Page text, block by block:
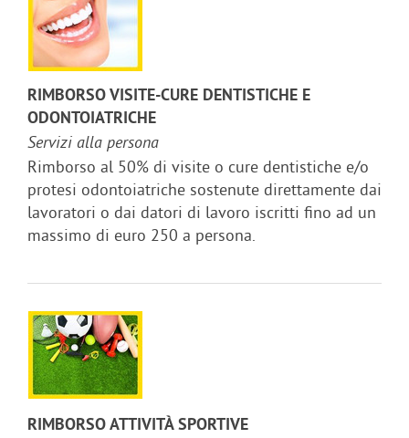
RIMBORSO VISITE-CURE DENTISTICHE E
ODONTOIATRICHE
Servizi alla persona
Rimborso al 50% di visite o cure dentistiche e/o
protesi odontoiatriche sostenute direttamente dai
lavoratori o dai datori di lavoro iscritti fino ad un
massimo di euro 250 a persona.
RIMBORSO ATTIVITÀ SPORTIVE